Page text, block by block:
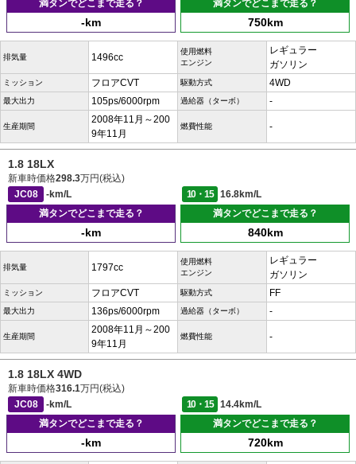
満タンでどこまで走る？
-km
満タンでどこまで走る？
750km
排気量 1496cc
使用燃料
エンジン
レギュラー
ガソリン
ミッション フロアCVT 駆動方式 4WD
最大出力 105ps/6000rpm 過給器（ターボ） -
生産期間
2008年11月～200
9年11月
燃費性能 -
1.8 18LX
新車時価格298.3万円(税込)
JC08
-km/L 10・15
16.8km/L
満タンでどこまで走る？
-km
満タンでどこまで走る？
840km
排気量 1797cc
使用燃料
エンジン
レギュラー
ガソリン
ミッション フロアCVT 駆動方式 FF
最大出力 136ps/6000rpm 過給器（ターボ） -
生産期間
2008年11月～200
9年11月
燃費性能 -
1.8 18LX 4WD
新車時価格316.1万円(税込)
JC08
-km/L 10・15
14.4km/L
満タンでどこまで走る？
-km
満タンでどこまで走る？
720km